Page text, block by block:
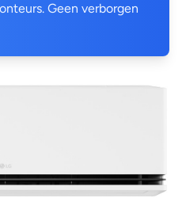
Geen verborgen